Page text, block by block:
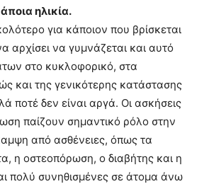
ηλικία.
για κάποιον που βρίσκεται
αρχίσει να γυμνάζεται και αυτό
στο κυκλοφορικό, στα
και της γενικότερης κατάστασης
ποτέ δεν είναι αργά. Οι ασκήσεις
παίζουν σημαντικό ρόλο στην
από ασθένειες, όπως τα
η οστεοπόρωση, ο διαβήτης και η
πολύ συνηθισμένες σε άτομα άνω